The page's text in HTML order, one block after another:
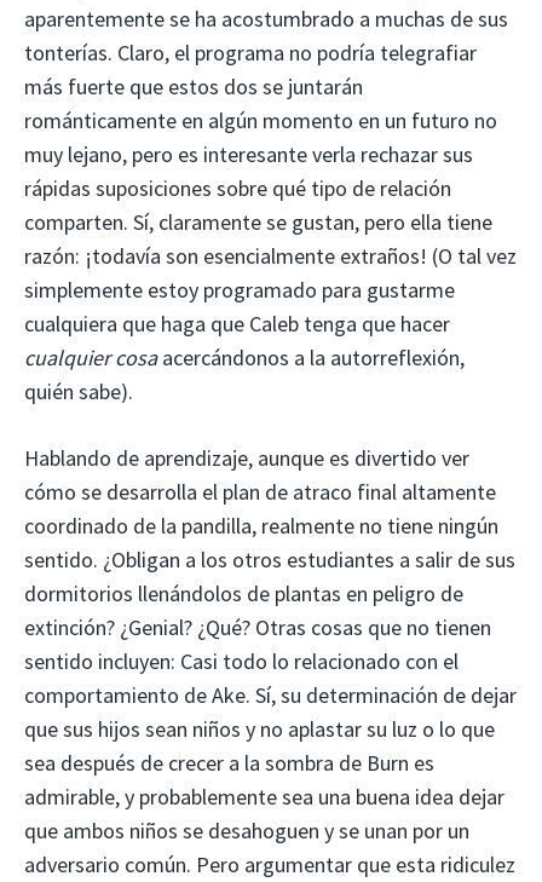
aparentemente se ha acostumbrado a muchas de sus
tonterías. Claro, el programa no podría telegrafiar
más fuerte que estos dos se juntarán
románticamente en algún momento en un futuro no
muy lejano, pero es interesante verla rechazar sus
rápidas suposiciones sobre qué tipo de relación
comparten. Sí, claramente se gustan, pero ella tiene
razón: ¡todavía son esencialmente extraños! (O tal vez
simplemente estoy programado para gustarme
cualquiera que haga que Caleb tenga que hacer
cualquier cosaacercándonos a la autorreflexión,
quién sabe).
Hablando de aprendizaje, aunque es divertido ver
cómo se desarrolla el plan de atraco final altamente
coordinado de la pandilla, realmente no tiene ningún
sentido. ¿Obligan a los otros estudiantes a salir de sus
dormitorios llenándolos de plantas en peligro de
extinción? ¿Genial? ¿Qué? Otras cosas que no tienen
sentido incluyen: Casi todo lo relacionado con el
comportamiento de Ake. Sí, su determinación de dejar
que sus hijos sean niños y no aplastar su luz o lo que
sea después de crecer a la sombra de Burn es
admirable, y probablemente sea una buena idea dejar
que ambos niños se desahoguen y se unan por un
adversario común. Pero argumentar que esta ridiculez